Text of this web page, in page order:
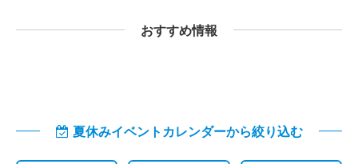
おすすめ情報
夏休みイベントカレンダーから絞り込む